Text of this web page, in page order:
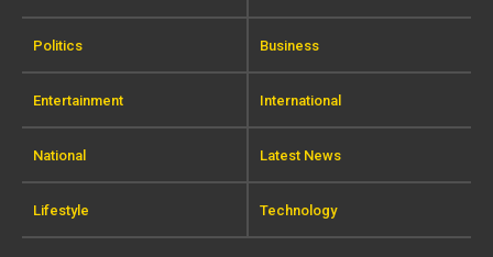
Politics Business
Entertainment International
National Latest News
Lifestyle Technology